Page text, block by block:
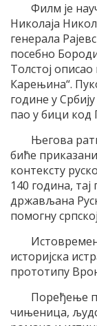
Филм је
Николаја
генерала
посебно
Толстој
Карењина“.
године у
пао у бици код
Његова
биће
контексту
140 година,
држављана
помогну
историјска
прототипу
Поређење
чињеница,